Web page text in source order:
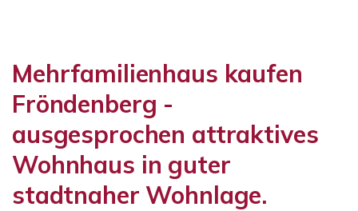
Mehrfamilienhaus kaufen
Fröndenberg -
ausgesprochen attraktives
Wohnhaus in guter
stadtnaher Wohnlage.